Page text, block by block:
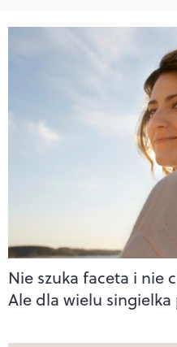
Nie szuka faceta i nie
Ale dla wielu